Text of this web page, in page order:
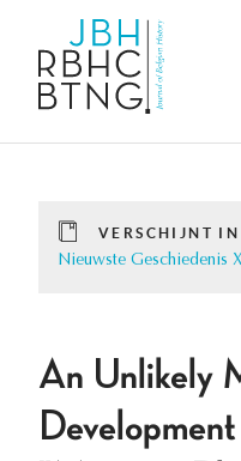
VERSCHIJNT IN
Nieuwste Geschiedenis
An Unlikely